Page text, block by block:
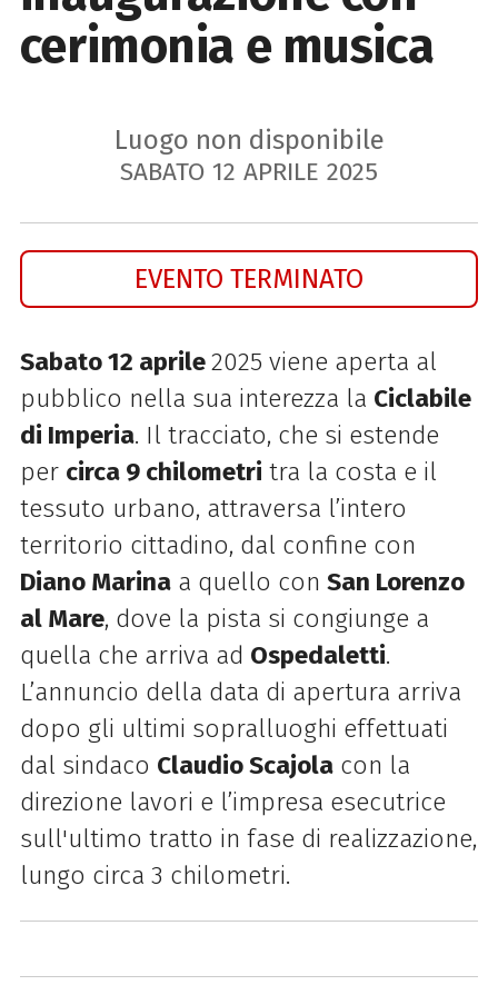
cerimonia e musica
Luogo non disponibile
SABATO 12 APRILE 2025
EVENTO TERMINATO
Sabato 12 aprile2025 viene aperta al
pubblico nella sua interezza la Ciclabile
di Imperia. Il tracciato, che si estende
per circa 9 chilometri tra la costa e il
tessuto urbano, attraversa l’intero
territorio cittadino, dal confine con
Diano Marinaa quello con San Lorenzo
al Mare, dove la pista si congiunge a
quella che arriva ad Ospedaletti.
L’annuncio della data di apertura arriva
dopo gli ultimi sopralluoghi effettuati
dal sindaco Claudio Scajolacon la
direzione lavori e l’impresa esecutrice
sull'ultimo tratto in fase di realizzazione,
lungo circa 3 chilometri.